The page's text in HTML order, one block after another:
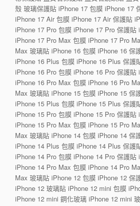
殼 玻璃保護貼 iPhone 17 包膜 iPhone 17
iPhone 17 Air 包膜 iPhone 17 Air 保護貼
iPhone 17 Pro 包膜 iPhone 17 Pro 保護貼
iPhone 17 Pro Max 包膜 iPhone 17 Pro
Max 玻璃貼 iPhone 16 包膜 iPhone 16 保
iPhone 16 Plus 包膜 iPhone 16 Plus 保護
iPhone 16 Pro 包膜 iPhone 16 Pro 保護貼
iPhone 16 Pro Max 包膜 iPhone 16 Pro
Max 玻璃貼 iPhone 15 包膜 iPhone 15 保
iPhone 15 Plus 包膜 iPhone 15 Plus 保護
iPhone 15 Pro 包膜 iPhone 15 Pro 保護貼
iPhone 15 Pro Max 包膜 iPhone 15 Pro
Max 玻璃貼 iPhone 14 包膜 iPhone 14 保
iPhone 14 Plus 包膜 iPhone 14 Plus 保護
iPhone 14 Pro 包膜 iPhone 14 Pro 保護貼
iPhone 14 Pro Max 包膜 iPhone 14 Pro
Max 玻璃貼 iPhone 12 包膜 iPhone 12 保
iPhone 12 玻璃貼 iPhone 12 mini 包膜
iPhone 12 mini 鋼化玻璃 iPhone 12 mini